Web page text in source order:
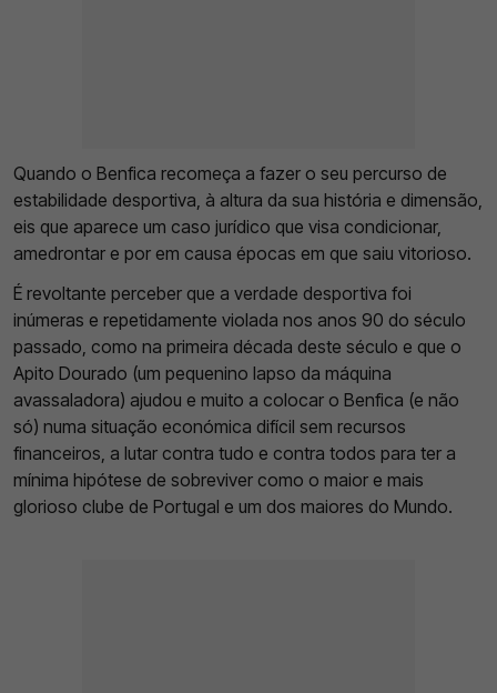
Quando o Benfica recomeça a fazer o seu percurso de
estabilidade desportiva, à altura da sua história e dimensão,
eis que aparece um caso jurídico que visa condicionar,
amedrontar e por em causa épocas em que saiu vitorioso.
É revoltante perceber que a verdade desportiva foi
inúmeras e repetidamente violada nos anos 90 do século
passado, como na primeira década deste século e que o
Apito Dourado (um pequenino lapso da máquina
avassaladora) ajudou e muito a colocar o Benfica (e não
só) numa situação económica difícil sem recursos
financeiros, a lutar contra tudo e contra todos para ter a
mínima hipótese de sobreviver como o maior e mais
glorioso clube de Portugal e um dos maiores do Mundo.